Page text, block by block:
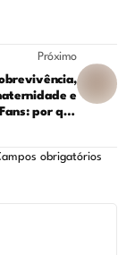
Próximo
e
por que
obrigatórios